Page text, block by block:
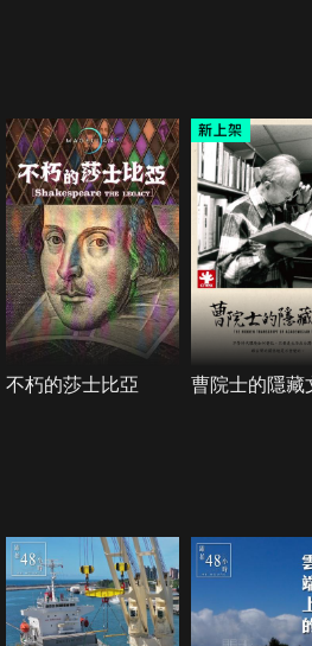
不朽的莎士比亞 曹院士的隱藏